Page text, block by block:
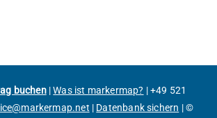
buchen|Was ist markermap? |+49 521
| Datenbank sichern |©